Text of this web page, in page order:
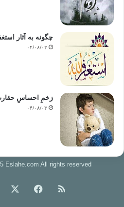
چگونه به آثار
۰۴/۰۸/۰۳
زخمِ احساسِ
۰۴/۰۸/۰۳
Eslahe.com All rights reserved
خوراک فیس